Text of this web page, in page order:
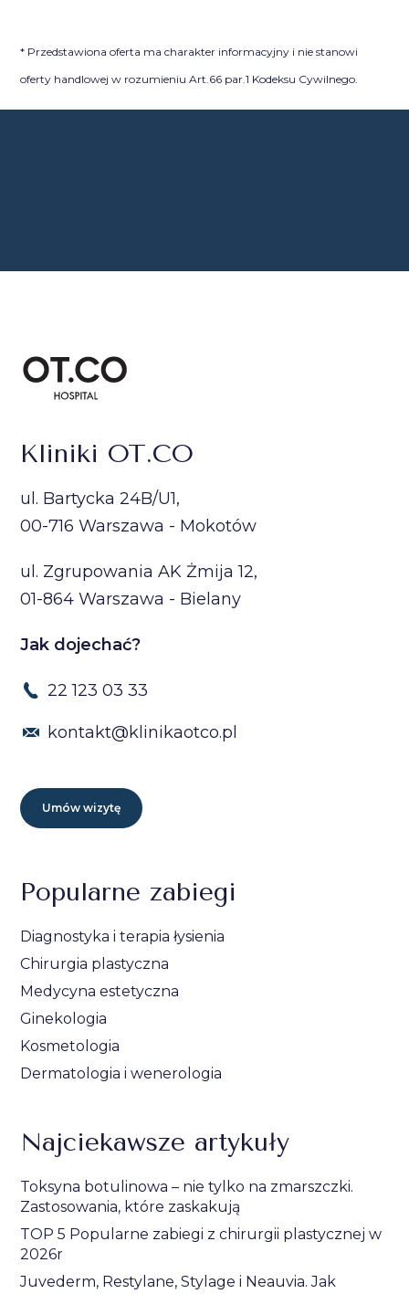
* Przedstawiona oferta ma charakter informacyjny i nie stanowi
oferty handlowej w rozumieniu Art.66 par.1 Kodeksu Cywilnego.
Kliniki OT.CO
ul. Bartycka 24B/U1,
00-716 Warszawa - Mokotów
ul. Zgrupowania AK Żmija 12,
01-864 Warszawa - Bielany
Jak dojechać?
22 123 03 33
kontakt@klinikaotco.pl
Umów wizytę
Popularne zabiegi
Diagnostyka i terapia łysienia
Chirurgia plastyczna
Medycyna estetyczna
Ginekologia
Kosmetologia
Dermatologia i wenerologia
Najciekawsze artykuły
Toksyna botulinowa – nie tylko na zmarszczki.
Zastosowania, które zaskakują
TOP 5 Popularne zabiegi z chirurgii plastycznej w
2026r
Juvederm, Restylane, Stylage i Neauvia. Jak